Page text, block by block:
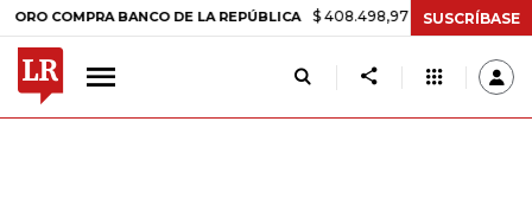
BANCO DE LA REPÚBLICA $ 408.498,97 +$ 8.753,81 +2,19%
SUSCRÍBASE